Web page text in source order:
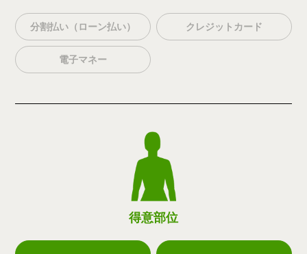
分割払い（ローン払い） クレジットカード
電子マネー
得意部位